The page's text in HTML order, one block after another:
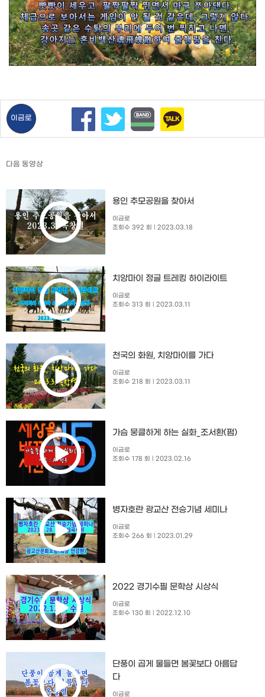
이금로
다음 동영상
용인 추모공원을 찾아서
이금로
조회수 392 회
| 2023.03.18
치앙마이 정글 트레킹 하이라이트
이금로
조회수 313 회
| 2023.03.11
천국의 화원, 치앙마이를 가다
이금로
조회수 218 회
| 2023.03.11
가슴 뭉클하게 하는 실화_조서환(펌)
이금로
조회수 178 회
| 2023.02.16
병자호란 광교산 전승기념 세미나
이금로
조회수 266 회
| 2023.01.29
2022 경기수필 문학상 시상식
이금로
조회수 130 회
| 2022.12.10
단풍이 곱게 물들면 봄꽃보다 아름답
다
이금로